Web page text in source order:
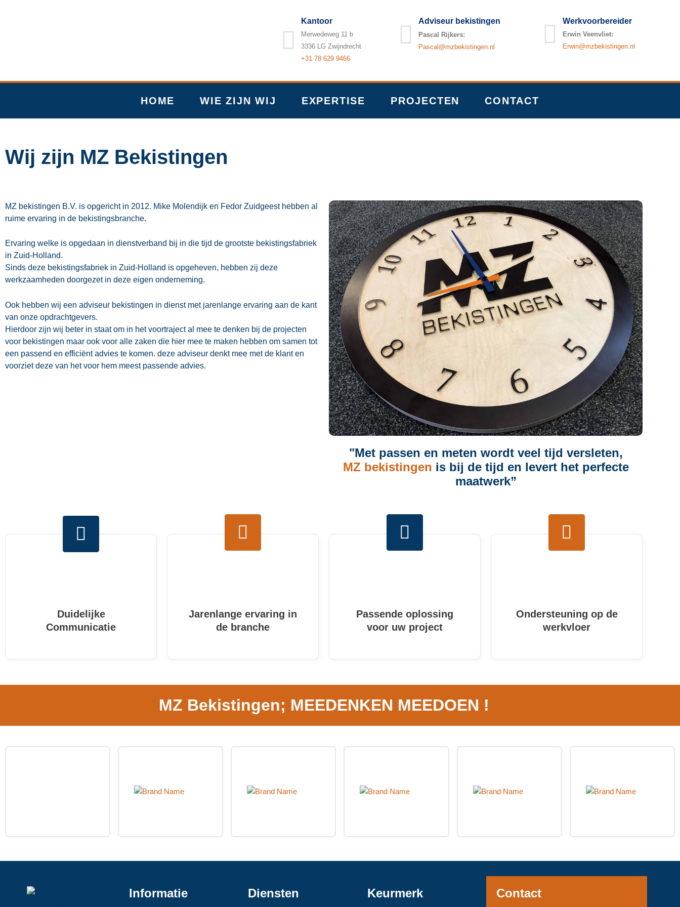
Kantoor
Merwedeweg 11 b
3336 LG Zwijndrecht
+31 78 629 9466
Adviseur bekistingen
Pascal Rijkers:
Pascal@mzbekistingen.nl
Werkvoorbereider
Erwin Veenvliet:
Erwin@mzbekistingen.nl
HOME WIE ZIJN WIJ EXPERTISE PROJECTEN CONTACT
Wij zijn MZ Bekistingen
MZ bekistingen B.V. is opgericht in 2012. Mike Molendijk en Fedor Zuidgeest hebben al
ruime ervaring in de bekistingsbranche.
Ervaring welke is opgedaan in dienstverband bij in die tijd de grootste bekistingsfabriek
in Zuid-Holland.
Sinds deze bekistingsfabriek in Zuid-Holland is opgeheven, hebben zij deze
werkzaamheden doorgezet in deze eigen onderneming.
Ook hebben wij een adviseur bekistingen in dienst met jarenlange ervaring aan de kant
van onze opdrachtgevers.
Hierdoor zijn wij beter in staat om in het voortraject al mee te denken bij de projecten
voor bekistingen maar ook voor alle zaken die hier mee te maken hebben om samen tot
een passend en efficiënt advies te komen. deze adviseur denkt mee met de klant en
voorziet deze van het voor hem meest passende advies.
"Met passen en meten wordt veel tijd versleten,
MZ bekistingen is bij de tijd en levert het perfecte
maatwerk”
Duidelijke
Communicatie
Jarenlange ervaring in
de branche
Passende oplossing
voor uw project
Ondersteuning op de
werkvloer
MZ Bekistingen; MEEDENKEN MEEDOEN !
Informatie Diensten Keurmerk Contact